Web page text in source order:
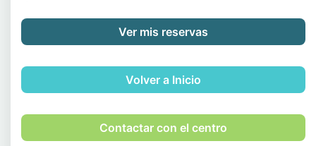
Ver mis reservas
Volver a Inicio
Contactar con el centro